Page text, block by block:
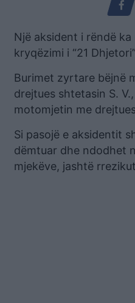
Një aksident i rëndë
kryqëzimi i “21
Burimet zyrtare bëjnë
drejtues shtetasin S.
motomjetin me
Si pasojë e aksidentit
dëmtuar dhe ndodhet
mjekëve, jashtë